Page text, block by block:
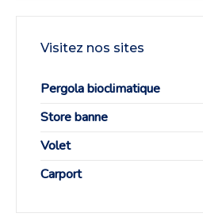
Visitez nos sites
Pergola bioclimatique
Store banne
Volet
Carport